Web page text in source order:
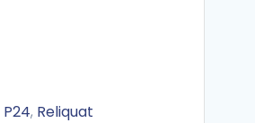
P24, Reliquat